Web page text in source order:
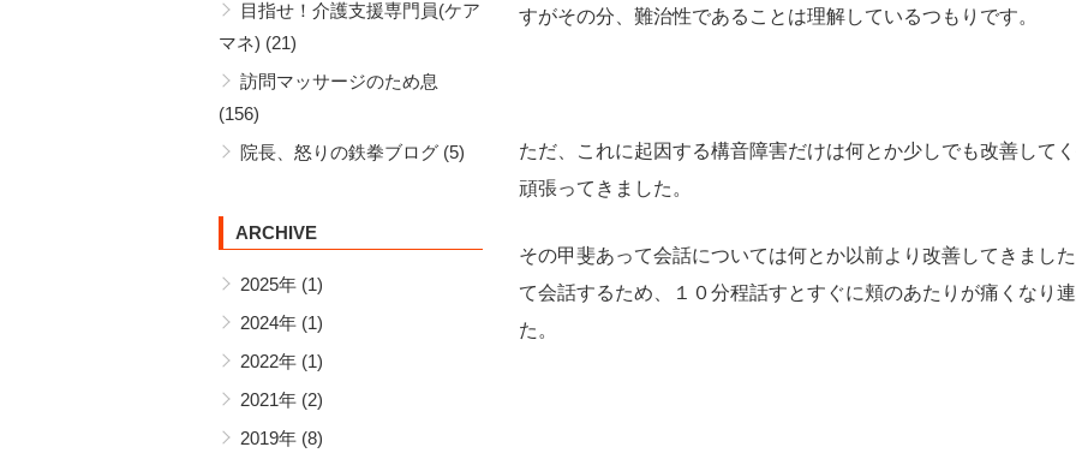
すがその分、難治性であることは理解しているつもりです。
ただ、これに起因する構音障害だけは何とか少しでも改善して
頑張ってきました。
その甲斐あって会話については何とか以前より改善してきまし
て会話するため、１０分程話すとすぐに頬のあたりが痛くなり
た。
目指せ！介護支援専門員(ケア
マネ) (21)
訪問マッサージのため息
(156)
院長、怒りの鉄拳ブログ (5)
ARCHIVE
2025年 (1)
2024年 (1)
2022年 (1)
2021年 (2)
2019年 (8)